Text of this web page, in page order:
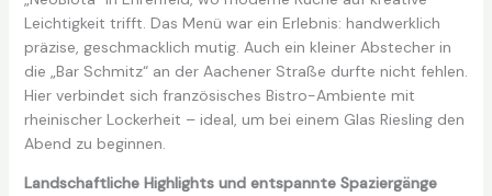
Leichtigkeit trifft. Das Menü war ein Erlebnis: handwerklich
präzise, geschmacklich mutig. Auch ein kleiner Abstecher in
die „Bar Schmitz“ an der Aachener Straße durfte nicht fehlen.
Hier verbindet sich französisches Bistro-Ambiente mit
rheinischer Lockerheit – ideal, um bei einem Glas Riesling den
Abend zu beginnen.
Landschaftliche Highlights und entspannte Spaziergänge